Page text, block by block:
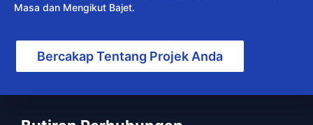
Masa dan Mengikut Bajet.
Bercakap Tentang Projek Anda